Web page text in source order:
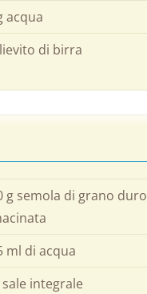
acqua
di birra
g semola di grano duro
ml di acqua
sale integrale